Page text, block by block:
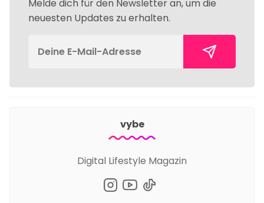
Melde dich für den Newsletter an, um die
neuesten Updates zu erhalten.
vybe
Digital Lifestyle Magazin